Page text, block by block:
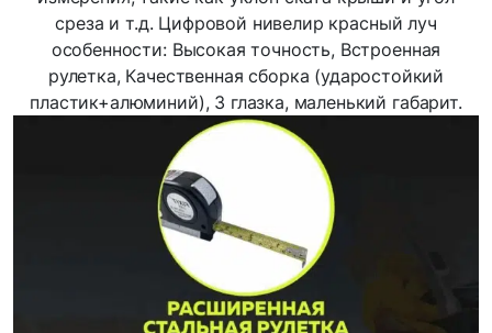
среза и т.д. Цифровой нивелир красный луч
особенности: Высокая точность, Встроенная
рулетка, Качественная сборка (ударостойкий
пластик+алюминий), 3 глазка, маленький габарит.